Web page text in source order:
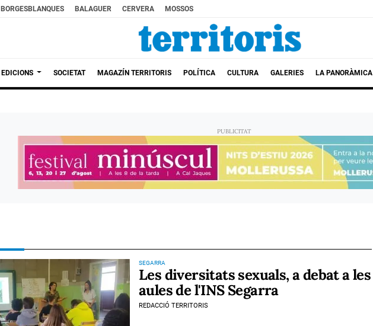
BORGESBLANQUES BALAGUER CERVERA MOSSOS
EDICIONS SOCIETAT MAGAZÍN TERRITORIS POLÍTICA CULTURA GALERIES LA PANORÀMICA
SEGARRA
Les diversitats sexuals, a debat a les
aules de l'INS Segarra
REDACCIÓ TERRITORIS